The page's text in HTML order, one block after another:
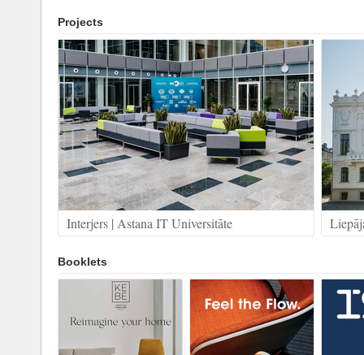
Projects
Interjers | Astana IT Universitāte
Booklets